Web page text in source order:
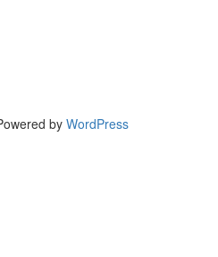
by WordPress